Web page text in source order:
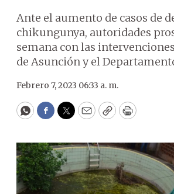
Ante el aumento de casos de
chikungunya, autoridades
semana con las
de Asunción y el
Febrero 7, 2023 06:33 a. m.
WhatsApp
Facebook
Twitter
EmailCopyPrint